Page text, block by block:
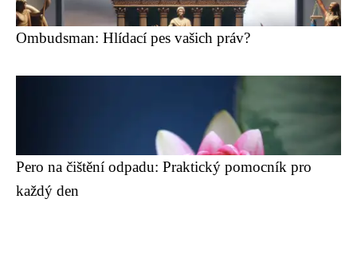
Ombudsman: Hlídací pes vašich práv?
Pero na čištění odpadu: Praktický pomocník pro
každý den